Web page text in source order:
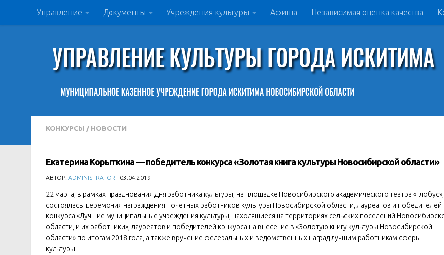
Управление Документы Учреждения культуры Афиша Независимая оценка качества
КОНКУРСЫ / НОВОСТИ
Екатерина Корыткина — победитель конкурса «Золотая книга культуры Новосибирской области»
АВТОР: ADMINISTRATOR · 03.04.2019
22 марта, в рамках празднования Дня работника культуры, на площадке Новосибирского академического театра «Глобус»,
состоялась церемония награждения Почетных работников культуры Новосибирской области, лауреатов и победителей
конкурса «Лучшие муниципальные учреждения культуры, находящиеся на территориях сельских поселений
области, и их работники», лауреатов и победителей конкурса на внесение в «Золотую книгу культуры Новосибирской
области» по итогам 2018 года, а также вручение федеральных и ведомственных наград лучшим работникам сферы
культуры.